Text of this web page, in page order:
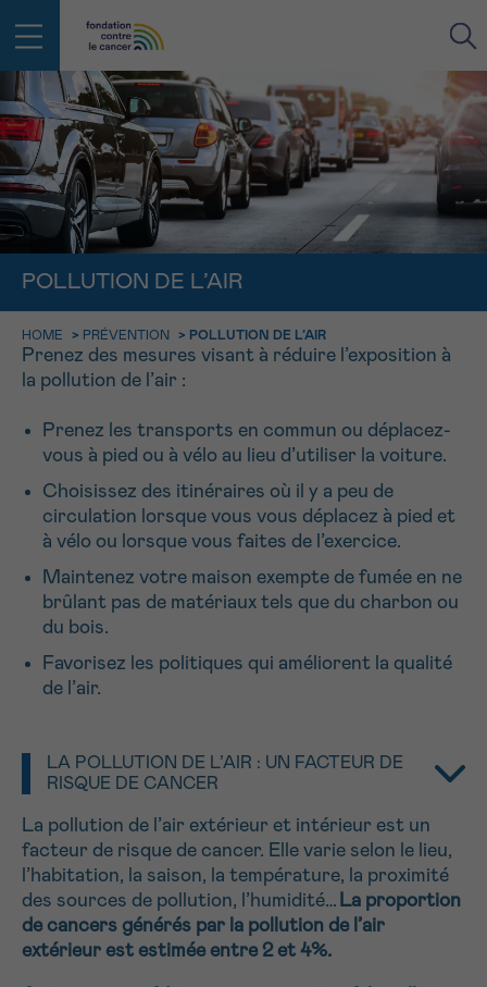
POLLUTION DE L’AIR
HOME > PRÉVENTION > POLLUTION DE L’AIR
Prenez des mesures visant à réduire l’exposition à
la pollution de l’air :
Prenez les transports en commun ou déplacez-
vous à pied ou à vélo au lieu d’utiliser la voiture.
Choisissez des itinéraires où il y a peu de
circulation lorsque vous vous déplacez à pied et
à vélo ou lorsque vous faites de l’exercice.
Maintenez votre maison exempte de fumée en ne
brûlant pas de matériaux tels que du charbon ou
du bois.
Favorisez les politiques qui améliorent la qualité
de l’air.
LA POLLUTION DE L’AIR : UN FACTEUR DE
RISQUE DE CANCER
La pollution de l’air extérieur et intérieur est un
facteur de risque de cancer. Elle varie selon le lieu,
l’habitation, la saison, la température, la proximité
des sources de pollution, l’humidité… La proportion
de cancers générés par la pollution de l’air
extérieur est estimée entre 2 et 4%.
E-MAIL
NOM
FACE AU CANCER VOUS N’ÊTES
PAS SEUL
Contactez-nous
0800 15 801 lu-ve 9h à 18h
Via le formulaire de contact
Je souhaite être rappelé.e
En savoir plus sur Cancerinfo
PRÉNOM
VOTRE QUESTION
Je souhaite recevoir la Newsletter
J’accepte les
conditions d’utilisations
RETOUR
Rendez-vous Question
CHOISISSEZ L’HEURE DU RENDEZ-VOUS
9h-11h
11h-13h
16h-18h
Suivant